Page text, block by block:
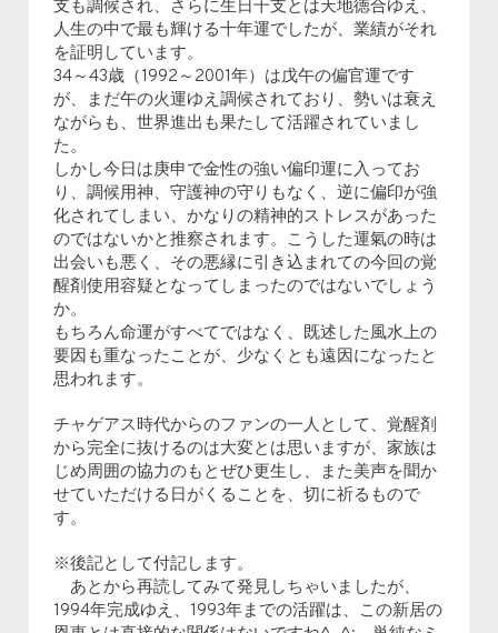
支も調候され、さらに生日干支とは天地徳合ゆえ、
人生の中で最も輝ける十年運でしたが、業績がそれ
を証明しています。
34～43歳（1992～2001年）は戊午の偏官運です
が、まだ午の火運ゆえ調候されており、勢いは衰え
ながらも、世界進出も果たして活躍されていまし
た。
しかし今日は庚申で金性の強い偏印運に入ってお
り、調候用神、守護神の守りもなく、逆に偏印が強
化されてしまい、かなりの精神的ストレスがあった
のではないかと推察されます。こうした運氣の時は
出会いも悪く、その悪縁に引き込まれての今回の覚
醒剤使用容疑となってしまったのではないでしょう
か。
もちろん命運がすべてではなく、既述した風水上の
要因も重なったことが、少なくとも遠因になったと
思われます。
チャゲアス時代からのファンの一人として、覚醒剤
から完全に抜けるのは大変とは思いますが、家族は
じめ周囲の協力のもとぜひ更生し、また美声を聞か
せていただける日がくることを、切に祈るもので
す。
※後記として付記します。
あとから再読してみて発見しちゃいましたが、
1994年完成ゆえ、1993年までの活躍は、この新居の